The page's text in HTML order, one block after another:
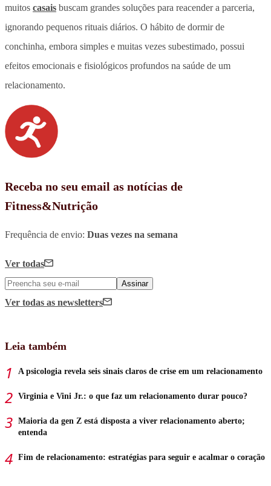
muitos casais buscam grandes soluções para reacender a parceria,
ignorando pequenos rituais diários. O hábito de dormir de
conchinha, embora simples e muitas vezes subestimado, possui
efeitos emocionais e fisiológicos profundos na saúde de um
relacionamento.
Receba no seu email as notícias de
Fitness&Nutrição
Frequência de envio: Duas vezes na semana
Ver todas
Assinar
Ver todas as newsletters
Leia também
A psicologia revela seis sinais claros de crise em um relacionamento
Virginia e Vini Jr.: o que faz um relacionamento durar pouco?
Maioria da gen Z está disposta a viver relacionamento aberto;
entenda
Fim de relacionamento: estratégias para seguir e acalmar o coração